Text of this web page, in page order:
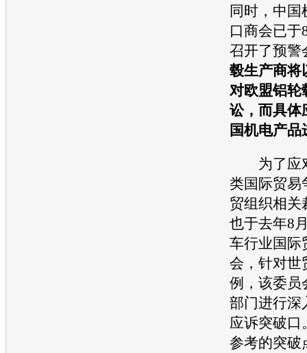
同时，中
口商会已于
召开了预警
毂生产商将
对欧盟铝轮
讼，而具体
国机电产
为了应
类国际贸易
贸组织相关
也于去年8
车行业国际
会，针对世
例，该委员
部门进行深
应诉突破口
参考的突破